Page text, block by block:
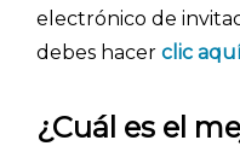
electrónico de
debes hacer clic
¿Cuál es el